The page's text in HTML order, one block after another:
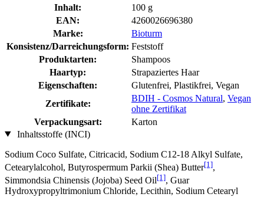
Inhalt:
100 g
EAN:
4260026696380
Marke:
Bioturm
Konsistenz/Darreichungsform: Feststoff
Produktarten:
Shampoos
Haartyp:
Strapaziertes Haar
Eigenschaften:
Glutenfrei, Plastikfrei, Vegan
Zertifikate:
BDIH - Cosmos Natural, Vegan
ohne Zertifikat
Verpackungsart:
Karton
Inhaltsstoffe (INCI)
Sodium Coco­ Sulfate, Citricacid, Sodium C12-18 Alkyl Sulfate,
Cetearylalcohol, Butyrospermum Parkii (Shea) Butter[1],
Simmondsia Chinensis (Jojoba) Seed Oil[1], Guar
Hydroxypropyltrimonium Chloride, Lecithin, Sodium Cetearyl